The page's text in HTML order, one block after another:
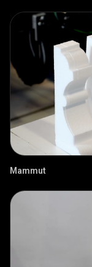
Mammut